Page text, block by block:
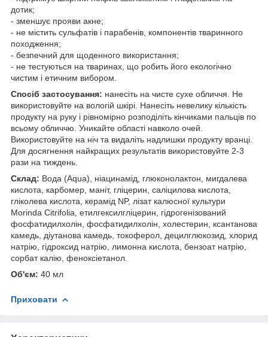
дотик;
- зменшує прояви акне;
- не містить сульфатів і парабенів, компонентів тваринного
походження;
- безпечний для щоденного використання;
- не тестуються на тваринах, що робить його екологічно
чистим і етичним вибором.
Спосіб застосування: нанесіть на чисте сухе обличчя. Не
використовуйте на вологій шкірі. Нанесіть невелику кількість
продукту на руку і рівномірно розподіліть кінчиками пальців по
всьому обличчю. Уникайте області навколо очей.
Використовуйте на ніч та видаліть надлишки продукту вранці.
Для досягнення найкращих результатів використовуйте 2-3
рази на тиждень.
Склад: Вода (Aqua), ніацинамід, глюконолактон, мигдалева
кислота, карбомер, маніт, гліцерин, саліцилова кислота,
гліколева кислота, керамід NP, лізат калюсної культури
Morinda Citrifolia, етилгексилгліцерин, гідрогенізований
фосфатидилхолін, фосфатидилхолін, холестерин, ксантанова
камедь, діутанова камедь, токоферол, децилглюкозид, хлорид
натрію, гідроксид натрію, лимонна кислота, бензоат натрію,
сорбат калію, феноксіетанол.
Об'єм: 40 мл
Приховати